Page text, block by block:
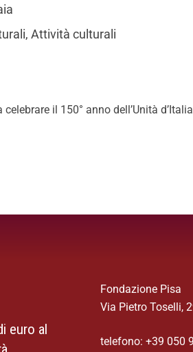
,Attività culturali
il 150° anno dell’Unità
euro al
Fondazione Pisa
Via Pietro Toselli,
telefono: +39 050